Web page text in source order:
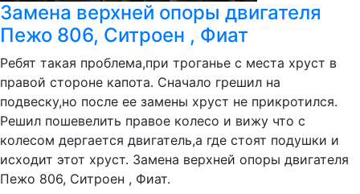
Замена верхней опоры двигателя
Пежо 806, Ситроен , Фиат
Ребят такая проблема,при троганье с места хруст в
правой стороне капота. Сначало грешил на
подвеску,но после ее замены хруст не прикротился.
Решил пошевелить правое колесо и вижу что с
колесом дергается двигатель,а где стоят подушки и
исходит этот хруст. Замена верхней опоры двигателя
Пежо 806, Ситроен , Фиат.